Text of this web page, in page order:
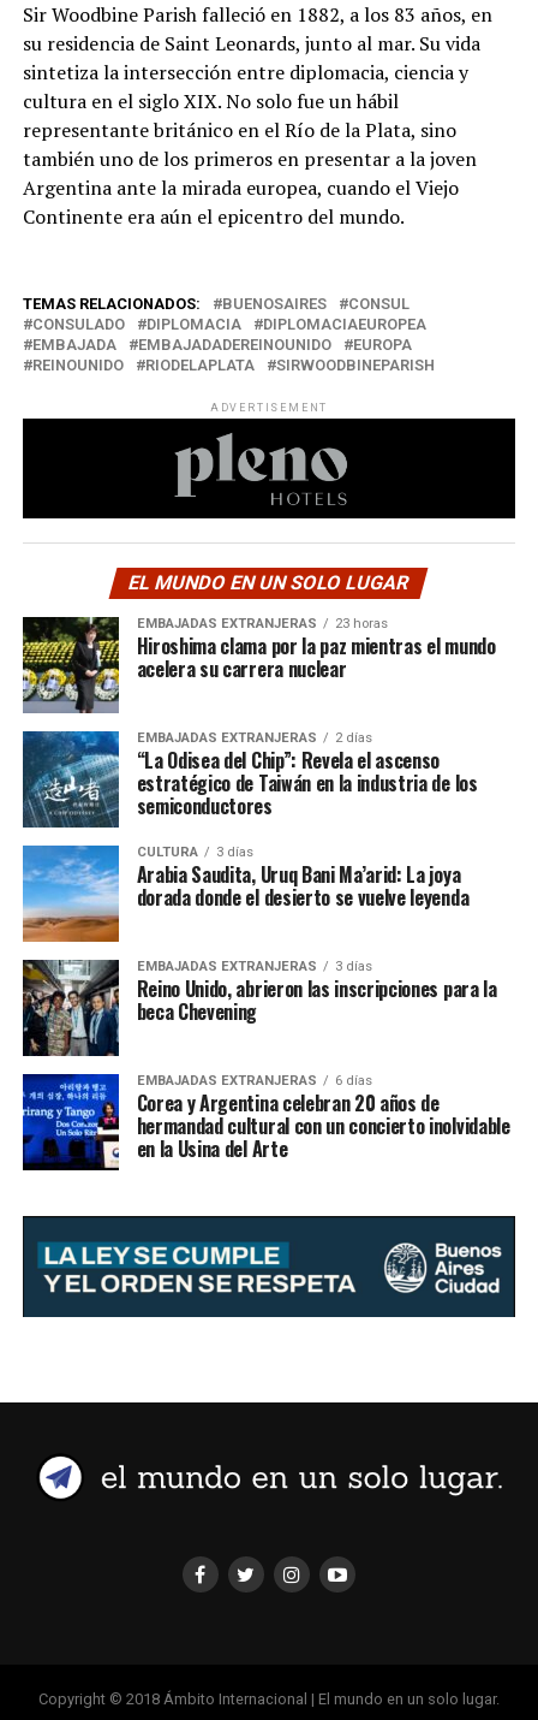
Sir Woodbine Parish falleció en 1882, a los 83 años, en
su residencia de Saint Leonards, junto al mar. Su vida
sintetiza la intersección entre diplomacia, ciencia y
cultura en el siglo XIX. No solo fue un hábil
representante británico en el Río de la Plata, sino
también uno de los primeros en presentar a la joven
Argentina ante la mirada europea, cuando el Viejo
Continente era aún el epicentro del mundo.
TEMAS RELACIONADOS: BUENOSAIRES
CONSUL
CONSULADO
DIPLOMACIA
DIPLOMACIAEUROPEA
EMBAJADA
EMBAJADADEREINOUNIDO
EUROPA
REINOUNIDO
RIODELAPLATA SIRWOODBINEPARISH
ADVERTISEMENT
EL MUNDO EN UN SOLO LUGAR
EMBAJADAS EXTRANJERAS 23 horas
Hiroshima clama por la paz mientras el mundo
acelera su carrera nuclear
EMBAJADAS EXTRANJERAS 2 días
“La Odisea del Chip”: Revela el ascenso
estratégico de Taiwán en la industria de los
semiconductores
CULTURA 3 días
Arabia Saudita, Uruq Bani Ma’arid: La joya
dorada donde el desierto se vuelve leyenda
EMBAJADAS EXTRANJERAS 3 días
Reino Unido, abrieron las inscripciones para la
beca Chevening
EMBAJADAS EXTRANJERAS 6 días
Corea y Argentina celebran 20 años de
hermandad cultural con un concierto inolvidable
en la Usina del Arte
Copyright © 2018 Ámbito Internacional | El mundo en un solo lugar.